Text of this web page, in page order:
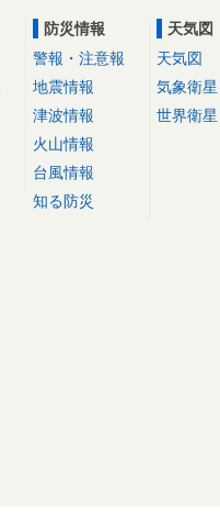
防災情報
警報・注意報
地震情報
津波情報
火山情報
台風情報
知る防災
天気図
天気図
気象衛星
世界衛星